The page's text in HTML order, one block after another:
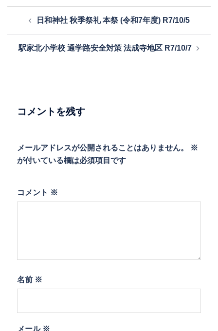
ビ
ョ
日和神社 秋季祭礼 本祭 (令和7年度) R7/10/5
駅家北小学校 通学路安全対策 法成寺地区 R7/10/7
コメントを残す
メールアドレスが公開されることはありません。
※
が付いている欄は必須項目です
コメント ※
名前 ※
メール ※